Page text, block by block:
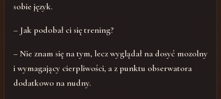
sobie język.
– Jak podobał ci się trening?
– Nie znam się na tym, lecz wyglądał na dosyć mozolny
i wymagający cierpliwości, a z punktu obserwatora
dodatkowo na nudny.